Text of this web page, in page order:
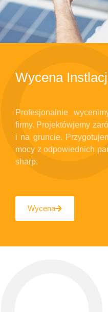
Wycena
Profesjonalnie
firmy. Projektówjemy
i na gruncie.
mocy z odpowiednich
sharp.
Wycena